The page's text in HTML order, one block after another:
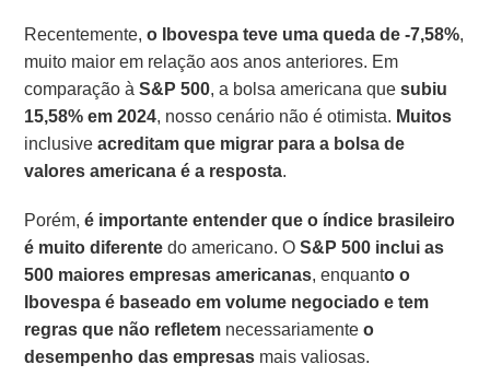
Recentemente, o Ibovespa teve uma queda de -7,58%,
muito maior em relação aos anos anteriores. Em
comparação àS&P 500, a bolsa americana quesubiu
15,58% em 2024, nosso cenário não é otimista. Muitos
inclusiveacreditam que migrar para a bolsa de
valores americana é a resposta.
Porém,é importante entender que o índice brasileiro
é muito diferentedo americano. OS&P 500 inclui as
500 maiores empresas americanas, enquanto o
Ibovespa é baseado em volume negociado e tem
regras que não refletem necessariamenteo
desempenho das empresas mais valiosas.